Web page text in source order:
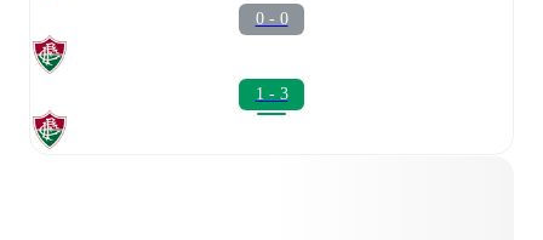
0 - 0
1 - 3